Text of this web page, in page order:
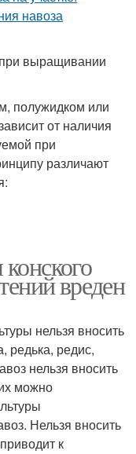
выращивании
полужидком или
от наличия
при
различают
вреден
нельзя вносить
редька, редис,
нельзя вносить
можно
Нельзя вносить
к